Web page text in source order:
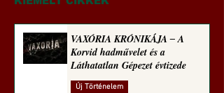
VAXÓRIA KRÓNIKÁJA ‒ A
Korvid hadművelet és a
Láthatatlan Gépezet évtizede
Új Történelem